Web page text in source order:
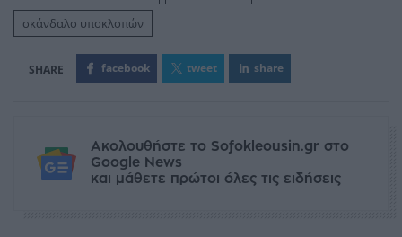
σκάνδαλο υποκλοπών
facebook tweet share
Ακολουθήστε το Sofokleousin.gr στο
Google News
και μάθετε πρώτοι όλες τις ειδήσεις